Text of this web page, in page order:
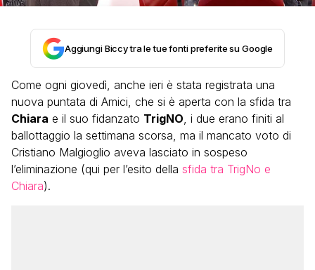
Aggiungi Biccy tra le tue fonti preferite su Google
Come ogni giovedì, anche ieri è stata registrata una
nuova puntata di Amici, che si è aperta con la sfida tra
Chiara e il suo fidanzato TrigNO, i due erano finiti al
ballottaggio la settimana scorsa, ma il mancato voto di
Cristiano Malgioglio aveva lasciato in sospeso
l’eliminazione (qui per l’esito della sfida tra TrigNo e
Chiara).